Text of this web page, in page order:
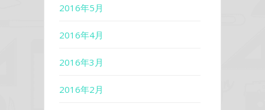
2016年5月
2016年4月
2016年3月
2016年2月